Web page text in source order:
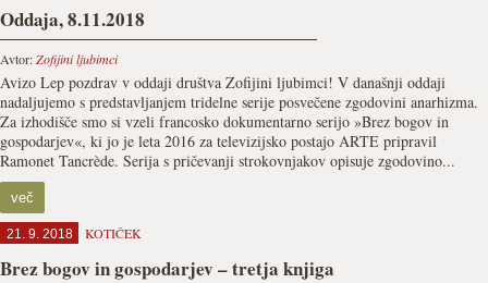
Oddaja, 8.11.2018
Avtor:Zofijini ljubimci
Avizo Lep pozdrav v oddaji društva Zofijini ljubimci! V današnji oddaji
nadaljujemo s predstavljanjem tridelne serije posvečene zgodovini anarhizma.
Za izhodišče smo si vzeli francosko dokumentarno serijo »Brez bogov in
gospodarjev«, ki jo je leta 2016 za televizijsko postajo ARTE pripravil
Ramonet Tancrède. Serija s pričevanji strokovnjakov opisuje zgodovino...
več
21. 9. 2018 KOTIČEK
Brez bogov in gospodarjev – tretja knjiga